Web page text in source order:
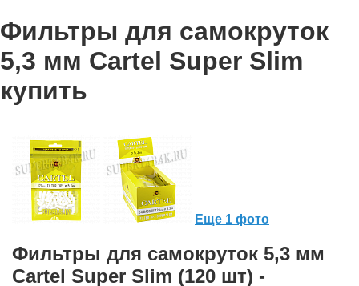
Фильтры для самокруток
5,3 мм Cartel Super Slim
купить
Еще 1 фото
Фильтры для самокруток 5,3 мм
Cartel Super Slim (120 шт) -